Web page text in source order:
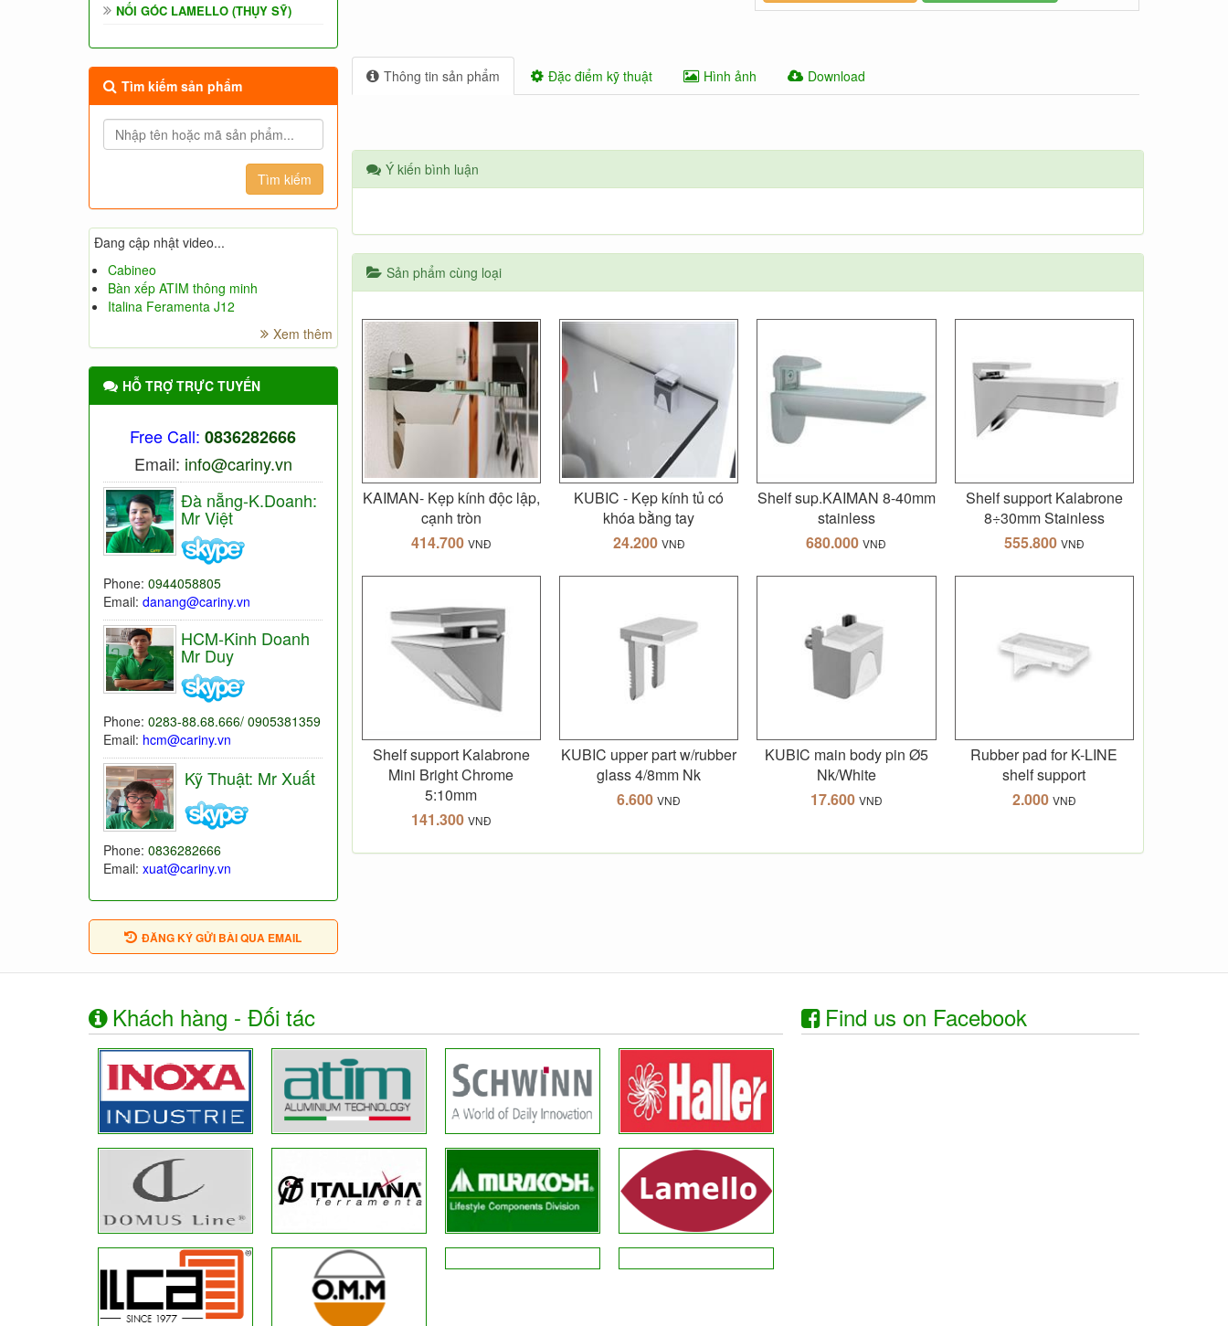
NỐI GÓC LAMELLO (THỤY SỸ)
Tìm kiếm sản phẩm
Đang cập nhật video...
Cabineo
Bàn xếp ATIM thông minh
Italina Feramenta J12
Xem thêm
HỖ TRỢ TRỰC TUYẾN
Free Call:0836282666
Email: info@cariny.vn
Đà nẵng-K.Doanh:
Mr Việt
Phone: 0944058805
Email: danang@cariny.vn
HCM-Kinh Doanh
Mr Duy
Phone: 0283-88.68.666/ 0905381359
Email: hcm@cariny.vn
Kỹ Thuật: Mr Xuất
Phone: 0836282666
Email: xuat@cariny.vn
ĐĂNG KÝ GỬI BÀI QUA EMAIL
Thông tin sản phẩm Đặc điểm kỹ thuật Hình ảnh Download
Ý kiến bình luận
Sản phẩm cùng loại
KAIMAN- Kẹp kính độc lập,
cạnh tròn
414.700 VNĐ
KUBIC - Kẹp kính tủ có
khóa bằng tay
24.200 VNĐ
Shelf sup.KAIMAN 8-40mm
stainless
680.000 VNĐ
Shelf support Kalabrone
8÷30mm Stainless
555.800 VNĐ
Shelf support Kalabrone
Mini Bright Chrome
5:10mm
141.300 VNĐ
KUBIC upper part w/rubber
glass 4/8mm Nk
6.600 VNĐ
KUBIC main body pin Ø5
Nk/White
17.600 VNĐ
Rubber pad for K-LINE
shelf support
2.000 VNĐ
Khách hàng - Đối tác Find us on Facebook